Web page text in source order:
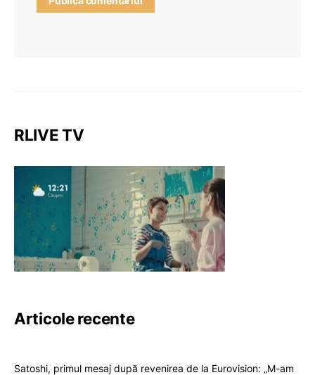
RLIVE TV
Articole recente
Satoshi, primul mesaj după revenirea de la Eurovision: „M-am